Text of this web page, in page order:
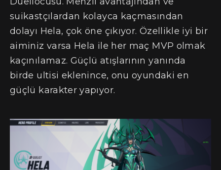
suikastçılardan kolayca kaçmasından
dolayı Hela, çok öne çıkıyor. Özellikle iyi bir
aiminiz varsa Hela ile her maç MVP olmak
kaçınılamaz. Güçlü atışlarının yanında
birde ultisi eklenince, onu oyundaki en
güçlü karakter yapıyor.